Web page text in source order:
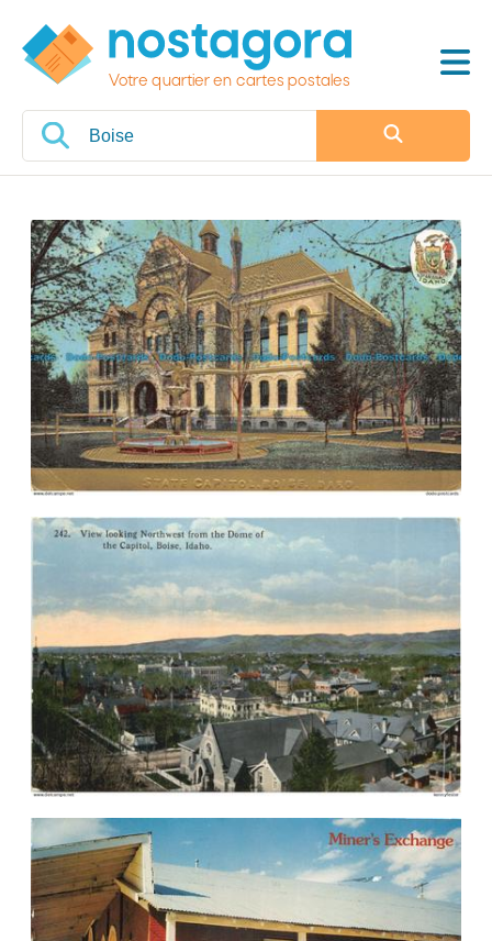
Votre quartier en cartes postales